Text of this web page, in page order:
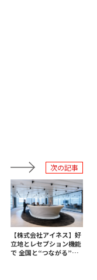
次の記事
【株式会社アイネス】好
立地とレセプション機能
で 全国と“つながる”ワ